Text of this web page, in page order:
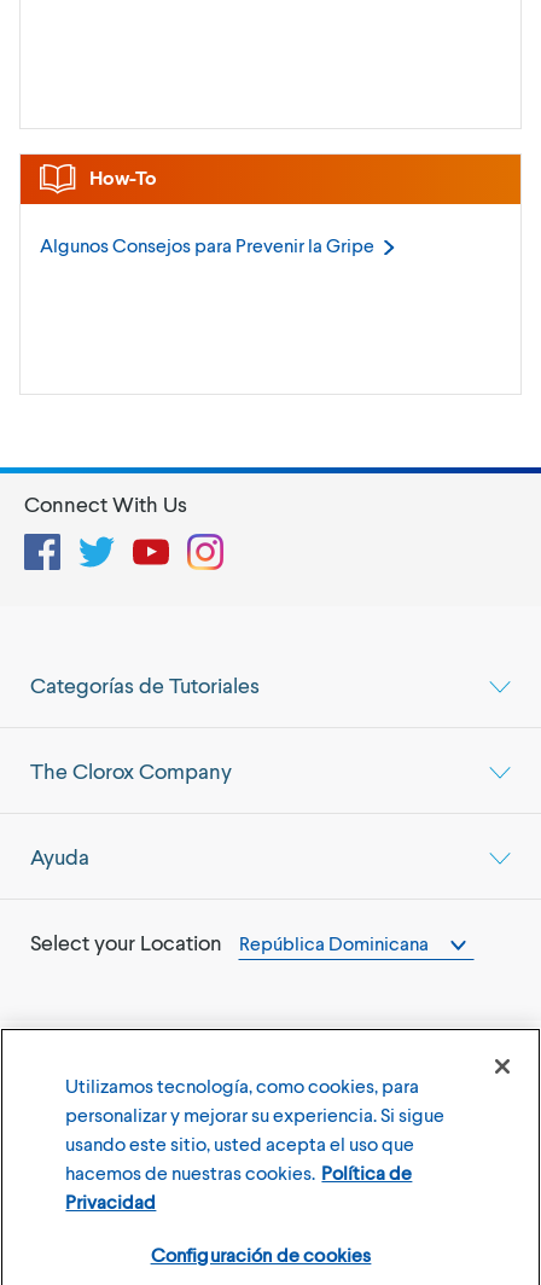
How-To
Algunos Consejos para Prevenir la Gripe
Categorías de Tutoriales
The Clorox Company
Ayuda
Select your Location República Dominicana
Connect With Us
FacebookTwitterYouTubeInstagram
Terms of Use Privacy Policy
Utilizamos tecnología, como cookies, para
personalizar y mejorar su experiencia. Si sigue
usando este sitio, usted acepta el uso que
hacemos de nuestras cookies. Política de
Privacidad
Configuración de cookies